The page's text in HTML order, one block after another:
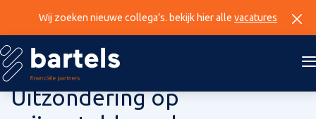
Wij zoeken nieuwe collega’s. bekijk hier alle vacatures
1 februari 2024
Uitzondering op